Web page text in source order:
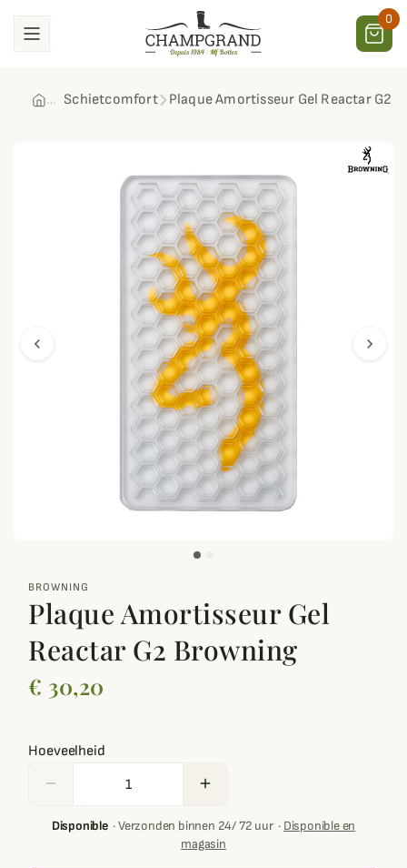
0
Schietcomfort Plaque Amortisseur Gel Reactar G2
chevron_left
zoom_out_map
chevron_right
BROWNING
Plaque Amortisseur Gel
Reactar G2 Browning
€ 30,20
Hoeveelheid
remove add
Disponible·Verzonden binnen 24/ 72 uur· Disponible en
magasin